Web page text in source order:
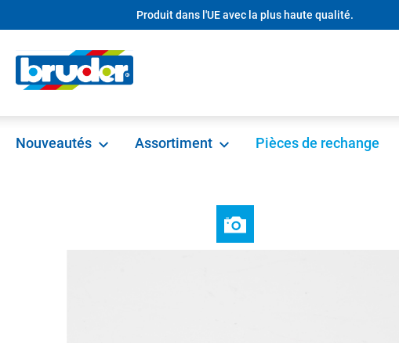
Passer à la navigation principale
Produit dans l'UE avec la plus haute qualité.
Nouveautés Assortiment Pièces de rechange